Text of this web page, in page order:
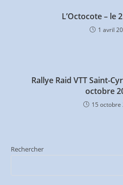
L’Octocote – le
1 avril
Rallye Raid VTT Saint-
octobre
15 octobre
Rechercher